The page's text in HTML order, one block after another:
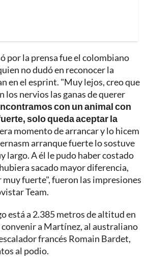
por la prensa fue el colombiano
no dudó en reconocer la
en el esprint. "Muy lejos, creo que
los nervios las ganas de querer
con un animal con
solo queda aceptar la
momento de arrancar y lo hicem
arranque fuerte lo sostuve
largo. A él le pudo haber costado
sacado mayor diferencia,
muy fuerte", fueron las impresiones
Team.
está a 2.385 metros de altitud en
a Martínez, al australiano
francés Romain Bardet,
al podio.